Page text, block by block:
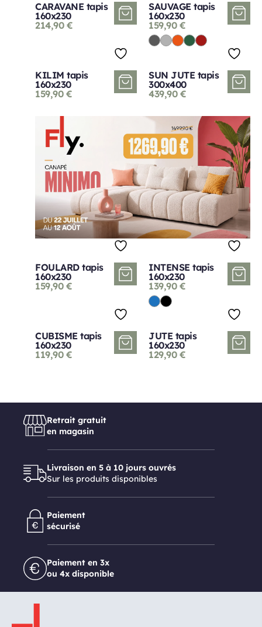
CARAVANE tapis
160x230
214,90 €
SAUVAGE tapis
160x230
159,90 €
KILIM tapis
160x230
159,90 €
SUN JUTE tapis
300x400
439,90 €
FOULARD tapis
160x230
159,90 €
INTENSE tapis
160x230
139,90 €
CUBISME tapis
160x230
119,90 €
JUTE tapis
160x230
129,90 €
Retrait gratuit
en magasin
Livraison en 5 à 10 jours ouvrés
Sur les produits disponibles
Paiement
sécurisé
Paiement en 3x
ou 4x disponible